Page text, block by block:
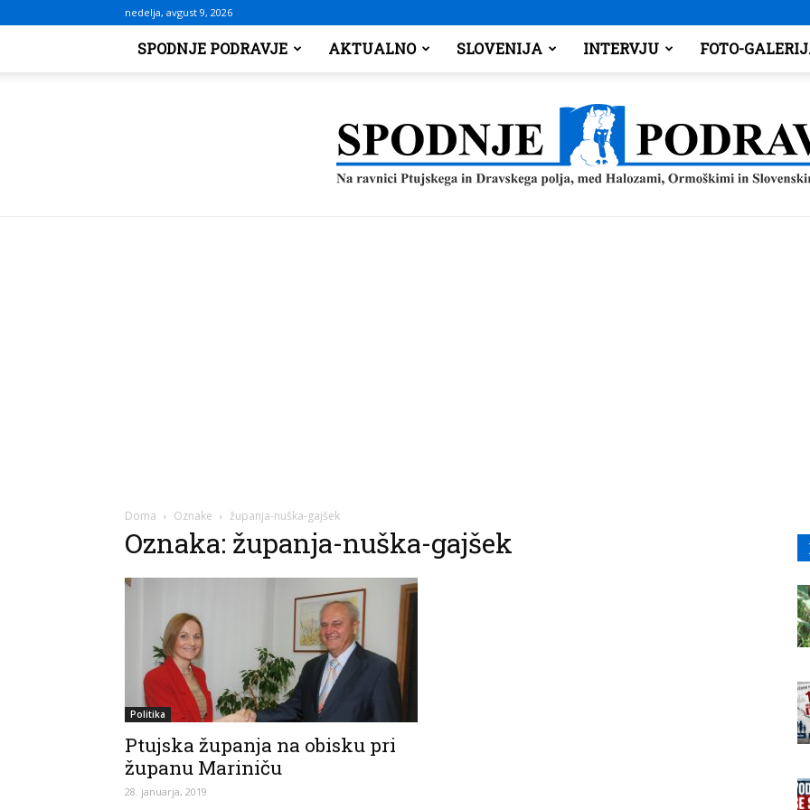
nedelja, avgust 9, 2026
SPODNJE PODRAVJE AKTUALNO SLOVENIJA INTERVJU FOTO-
Doma Oznake županja-nuška-gajšek
Oznaka: županja-nuška-gajšek
Politika
Ptujska županja na obisku pri
županu Mariniču
28. januarja, 2019